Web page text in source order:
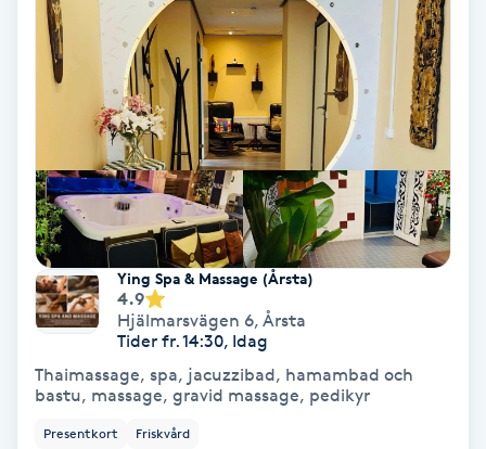
Sugaring
Svensk massage
Svettbehandling
Tuina-massage
Taktil massage
Tandblekning
Tandläkare
Ying Spa & Massage (Årsta)
4.9
Hjälmarsvägen 6, Årsta
Tider fr. 14:30, Idag
Thaimassage, spa, jacuzzibad, hamambad och
bastu, massage, gravid massage, pedikyr
Presentkort Friskvård